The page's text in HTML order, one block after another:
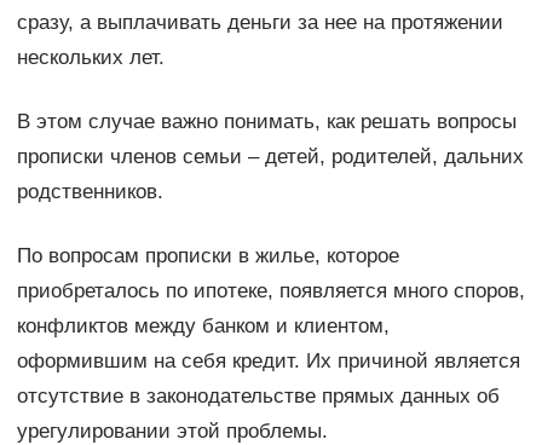
сразу, а выплачивать деньги за нее на протяжении
нескольких лет.
В этом случае важно понимать, как решать вопросы
прописки членов семьи – детей, родителей, дальних
родственников.
По вопросам прописки в жилье, которое
приобреталось по ипотеке, появляется много споров,
конфликтов между банком и клиентом,
оформившим на себя кредит. Их причиной является
отсутствие в законодательстве прямых данных об
урегулировании этой проблемы.